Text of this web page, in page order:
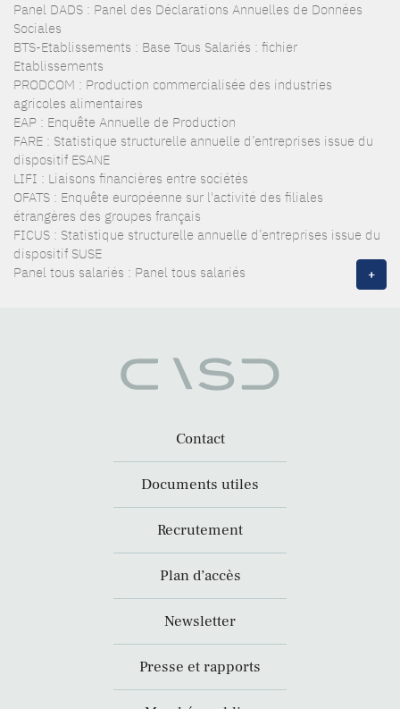
Panel DADS : Panel des Déclarations Annuelles de Données
Sociales
BTS-Etablissements : Base Tous Salariés : fichier
Etablissements
PRODCOM : Production commercialisée des industries
agricoles alimentaires
EAP : Enquête Annuelle de Production
FARE : Statistique structurelle annuelle d’entreprises issue du
dispositif ESANE
LIFI : Liaisons financières entre sociétés
OFATS : Enquête européenne sur l'activité des filiales
étrangères des groupes français
FICUS : Statistique structurelle annuelle d’entreprises issue du
dispositif SUSE
Panel tous salariés : Panel tous salariés
+
Contact
Documents utiles
Recrutement
Plan d’accès
Newsletter
Presse et rapports